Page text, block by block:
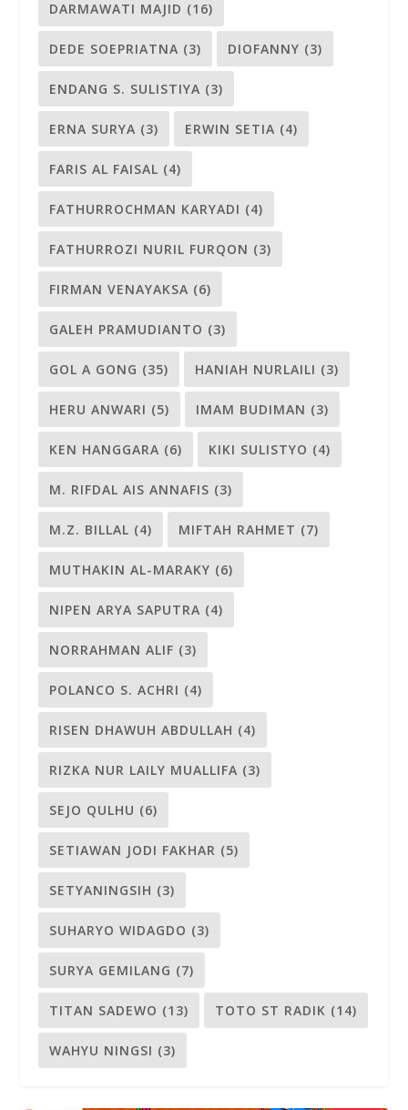
DARMAWATI MAJID (16)
DEDE SOEPRIATNA (3) DIOFANNY (3)
ENDANG S. SULISTIYA (3)
ERNA SURYA (3) ERWIN SETIA (4)
FARIS AL FAISAL (4)
FATHURROCHMAN KARYADI (4)
FATHURROZI NURIL FURQON (3)
FIRMAN VENAYAKSA (6)
GALEH PRAMUDIANTO (3)
GOL A GONG (35) HANIAH NURLAILI (3)
HERU ANWARI (5) IMAM BUDIMAN (3)
KEN HANGGARA (6) KIKI SULISTYO (4)
M. RIFDAL AIS ANNAFIS (3)
M.Z. BILLAL (4) MIFTAH RAHMET (7)
MUTHAKIN AL-MARAKY (6)
NIPEN ARYA SAPUTRA (4)
NORRAHMAN ALIF (3)
POLANCO S. ACHRI (4)
RISEN DHAWUH ABDULLAH (4)
RIZKA NUR LAILY MUALLIFA (3)
SEJO QULHU (6)
SETIAWAN JODI FAKHAR (5)
SETYANINGSIH (3)
SUHARYO WIDAGDO (3)
SURYA GEMILANG (7)
TITAN SADEWO (13) TOTO ST RADIK (14)
WAHYU NINGSI (3)